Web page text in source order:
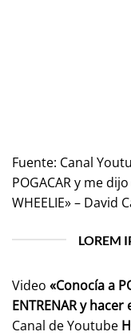
Fuente: Canal
POGACAR y me
WHEELIE» – David
LOREM
Video «Conocía a
ENTRENAR y hacer
Canal de Youtube